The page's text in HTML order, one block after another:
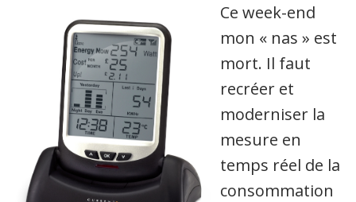
Ce week-end
mon « nas » est
mort. Il faut
recréer et
moderniser la
mesure en
temps réel de la
consommation